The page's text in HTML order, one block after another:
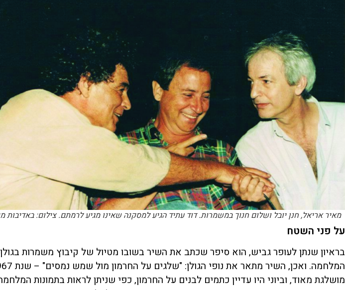
מאיר אריאל, חנן יובל ושלום חנוך במשמרות. דוד עתיד הגיע למסקנה שאינו מגיע לרמתם. צילום:
על פני השטח
בראיון שנתן לעופר גביש, הוא סיפר שכתב את השיר בשובו מטיול של קיבוץ משמרות
מושלגת מאוד, וביוני היו עדיין כתמים לבנים על החרמון, כפי שניתן לראות בתמונות